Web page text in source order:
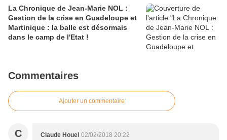
La Chronique de Jean-Marie NOL :
Gestion de la crise en Guadeloupe et
Martinique : la balle est désormais
dans le camp de l'Etat !
Commentaires
Ajouter un commentaire
C Claude Houel 02/02/2018 20:22